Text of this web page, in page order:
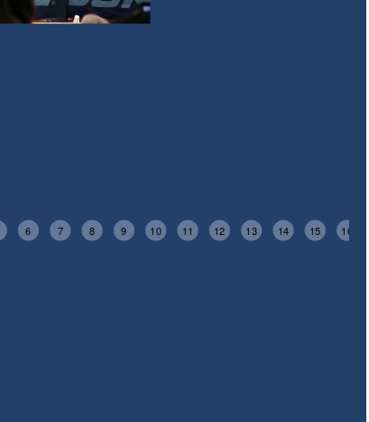
6 7 8 9 10 11 12 13 14 15 16